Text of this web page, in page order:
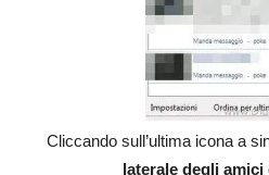
Cliccando sull’ultima icona a
laterale degli amici